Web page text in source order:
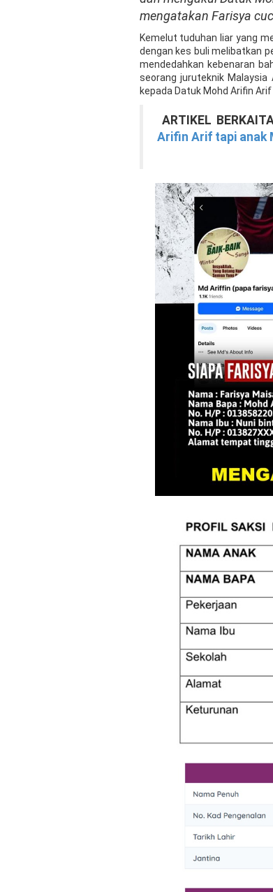
mengatakan Farisya
Kemelut tuduhan liar yang
dengan kes buli melibatkan
mendedahkan kebenaran
seorang juruteknik Malaysia
kepada Datuk Mohd Arifin
ARTIKEL
Arifin Arif tapi anak